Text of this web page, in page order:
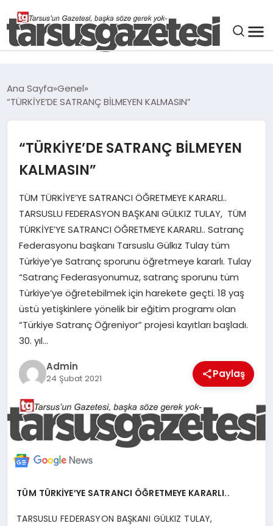
SPOR
ASAYIŞ
DÜNYA
SIYASET
EKONOMI
EĞITIM
İLETIŞIM
Ana Sayfa Genel
“TÜRKİYE’DE SATRANÇ BİLMEYEN KALMASIN”
“TÜRKİYE’DE SATRANÇ BİLMEYEN
KALMASIN”
TÜM TÜRKİYE’YE SATRANCI ÖĞRETMEYE KARARLI..
TARSUSLU FEDERASYON BAŞKANI GÜLKIZ TULAY, TÜM
TÜRKİYE’YE SATRANCI ÖĞRETMEYE KARARLI.. Satranç
Federasyonu başkanı Tarsuslu Gülkız Tulay tüm
Türkiye’ye Satranç sporunu öğretmeye kararlı. Tulay
“Satranç Federasyonumuz, satranç sporunu tüm
Türkiye’ye öğretebilmek için harekete geçti. 18 yaş
üstü yetişkinlere yönelik bir eğitim programı olan
“Türkiye Satranç Öğreniyor” projesi kayıtları başladı.
30. yıl…
Admin
24 Şubat 2021 Paylaş
TÜM TÜRKİYE’YE SATRANCI ÖĞRETMEYE KARARLI..
TARSUSLU FEDERASYON BAŞKANI GÜLKIZ TULAY,